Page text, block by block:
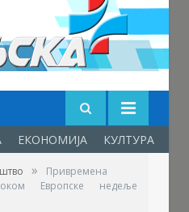
ЕКОНОМИЈА КУЛТУРА
»
Привремена
Европске недеље